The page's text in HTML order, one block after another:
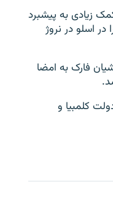
زیادی به پیشبرد
در اسلو در نروژ
فارک به امضا
بین دولت کلمبیا و